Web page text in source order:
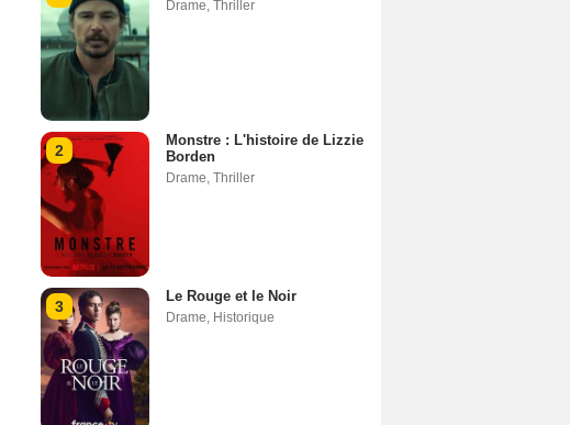
Drame, Thriller
2
Monstre : L'histoire de Lizzie
Borden
Drame, Thriller
3
Le Rouge et le Noir
Drame, Historique